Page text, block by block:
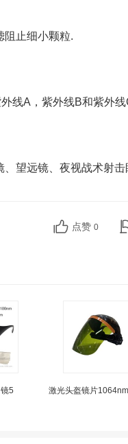
阻止细小颗粒.
线A，紫外线B和紫外线
望远镜、夜视战术射击
点赞 0
5 激光头盔镜片